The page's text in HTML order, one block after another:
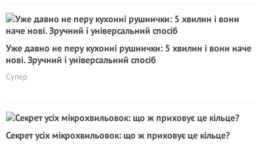
Уже давно не перу кухонні рушнички: 5 хвилин і вони наче
нові. Зручний і універсальний спосіб
Супер
Секрет усіх мікрохвильовок: що ж приховує це кільце?